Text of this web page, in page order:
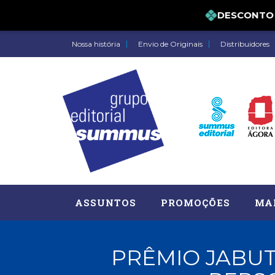
DESCONTO
Nossa história Envio de Originais Distribuidores
ASSUNTOS PROMOÇÕES
PRÊMIO